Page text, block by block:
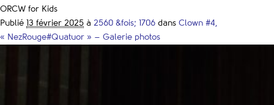
ORCW for Kids
Publié 13 février 2025 à 2560 &fois; 1706 dans Clown #4,
« NezRouge#Quatuor » – Galerie photos